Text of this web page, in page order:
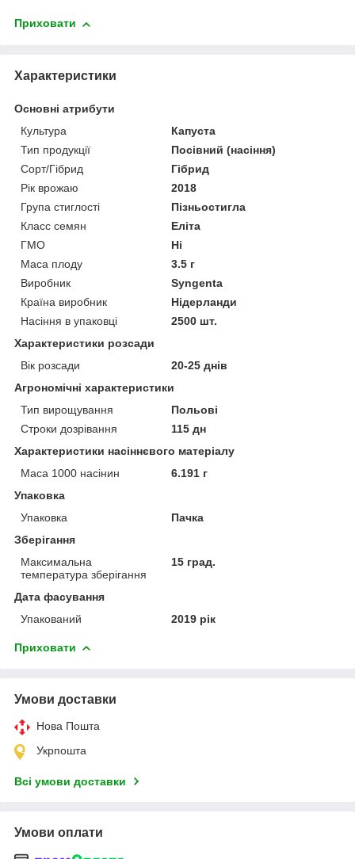
Приховати
Характеристики
Основні атрибути
Культура
Капуста
Тип продукції
Посівний (насіння)
Сорт/Гібрид
Гібрид
Рік врожаю
2018
Група стиглості
Пізньостигла
Класс семян
Еліта
ГМО
Ні
Маса плоду
3.5 г
Виробник
Syngenta
Країна виробник
Нідерланди
Насіння в упаковці
2500 шт.
Характеристики розсади
Вік розсади
20-25 днів
Агрономічні характеристики
Тип вирощування
Польові
Строки дозрівання
115 дн
Характеристики насіннєвого матеріалу
Маса 1000 насінин
6.191 г
Упаковка
Упаковка
Пачка
Зберігання
Максимальна
температура зберігання
15 град.
Дата фасування
Упакований
2019 рік
Приховати
Умови доставки
Нова Пошта
Укрпошта
Всі умови доставки
Умови оплати